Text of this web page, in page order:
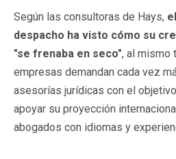
Según las consultoras de Hays,
despacho ha visto cómo su
"se frenaba en seco", al mismo
empresas demandan cada vez
asesorías jurídicas con el
apoyar su proyección
abogados con idiomas y